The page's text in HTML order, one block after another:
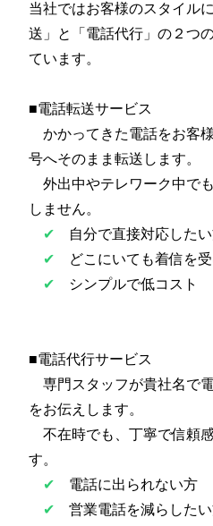
当社ではお客様のスタイル
送」と「電話代行」の２つ
ています。
■電話転送サービス
かかってきた電話をお客
号へそのまま転送します。
外出中やテレワーク中で
しません。
✔ 自分で直接対応した
✔ どこにいても着信を受
✔ シンプルで低コスト
■電話代行サービス
専門スタッフが貴社名で
をお伝えします。
不在時でも、丁寧で信頼
す。
✔ 電話に出られない方
✔ 営業電話を減らした